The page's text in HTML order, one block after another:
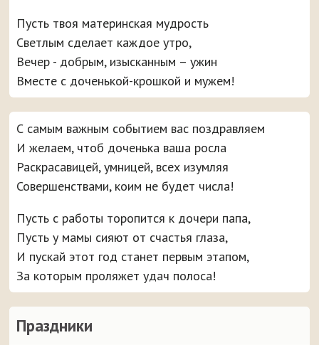
Праздники
Пусть твоя материнская мудрость
Светлым сделает каждое утро,
Вечер - добрым, изысканным – ужин
Вместе с доченькой-крошкой и мужем!
С самым важным событием вас поздравляем
И желаем, чтоб доченька ваша росла
Раскрасавицей, умницей, всех изумляя
Совершенствами, коим не будет числа!
Пусть с работы торопится к дочери папа,
Пусть у мамы сияют от счастья глаза,
И пускай этот год станет первым этапом,
За которым проляжет удач полоса!